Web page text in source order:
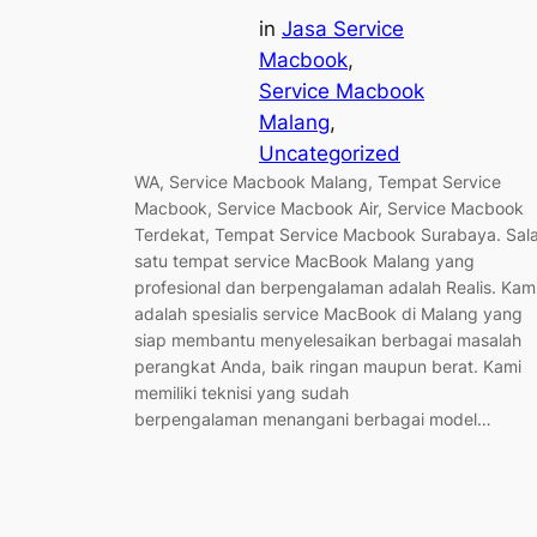
in Jasa Service
Macbook
Service Macbook
Malang
Uncategorized
WA, Service Macbook Malang, Tempat Service
Macbook, Service Macbook Air, Service Macbook
Terdekat, Tempat Service Macbook Surabaya.
satu tempat service MacBook Malang yang
profesional dan berpengalaman adalah Realis.
adalah spesialis service MacBook di Malang yang
siap membantu menyelesaikan berbagai masalah
perangkat Anda, baik ringan maupun berat. Kami
memiliki teknisi yang sudah
berpengalaman menangani berbagai model…